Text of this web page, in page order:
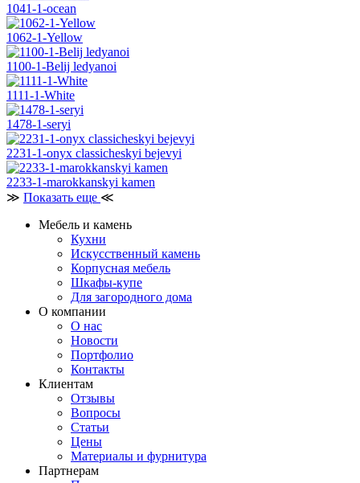
1041-1-ocean
1062-1-Yellow
1100-1-Belij ledyanoi
1111-1-White
1478-1-seryi
2231-1-onyx classicheskyi bejevyi
2233-1-marokkanskyi kamen
≫ Показать еще ≪
Мебель и камень
Кухни
Искусственный камень
Корпусная мебель
Шкафы-купе
Для загородного дома
О компании
О нас
Новости
Портфолио
Контакты
Клиентам
Отзывы
Вопросы
Статьи
Цены
Материалы и фурнитура
Партнерам